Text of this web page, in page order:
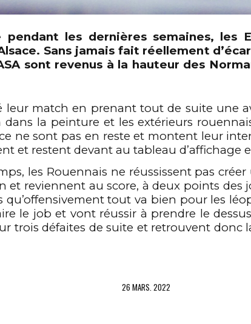
les dernières semaines, les
Sans jamais fait réellement
sont revenus à la hauteur des
leur match en prenant tout de suite une
dans la peinture et les extérieurs
ne sont pas en reste et montentleur
et restent devant au tableau d’affichage
les Rouennais ne réussissent pas
et reviennentau score, à deux points des
qu’offensivement tout va bien pour les
le job et vont réussir à prendre le
trois défaites de suite et retrouvent donc
26 MARS. 2022
2
3
4
5
6
1
2
3
4
5
1
2
3
4
5